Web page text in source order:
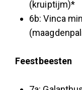
(kruiptijm)*
6b: Vinca
Feestbeesten